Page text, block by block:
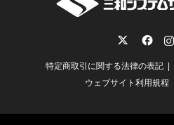
RSS
特定商取引に関する法律の表記
ウェブサイト利用規程